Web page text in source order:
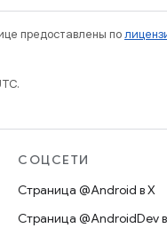
предоставлены по
СОЦСЕТИ
Страница @Android в X
Страница @AndroidDev